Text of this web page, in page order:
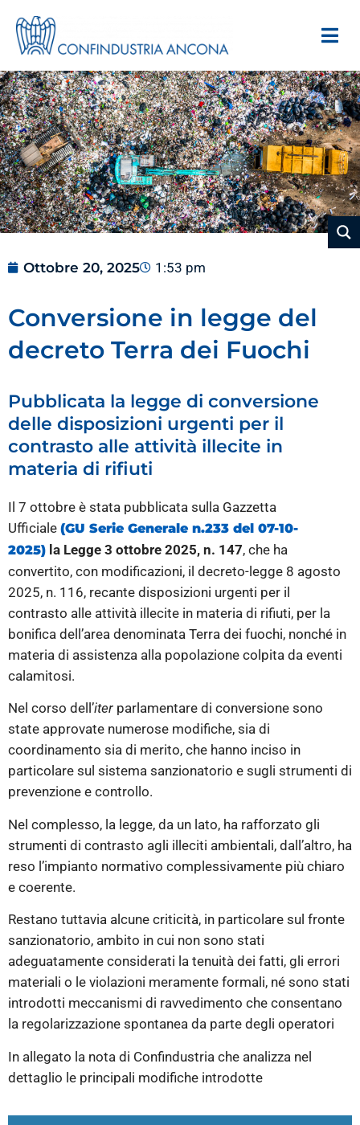
Ottobre 20, 2025 1:53 pm
Conversione in legge del
decreto Terra dei Fuochi
Pubblicata la legge di conversione
delle disposizioni urgenti per il
contrasto alle attività illecite in
materia di rifiuti
Il 7 ottobre è stata pubblicata sulla Gazzetta
Ufficiale (GU Serie Generale n.233 del 07-10-
2025) la Legge 3 ottobre 2025, n. 147, che ha
convertito, con modificazioni, il decreto-legge 8 agosto
2025, n. 116, recante disposizioni urgenti per il
contrasto alle attività illecite in materia di rifiuti, per la
bonifica dell’area denominata Terra dei fuochi, nonché in
materia di assistenza alla popolazione colpita da eventi
calamitosi.
Nel corso dell’iter parlamentare di conversione sono
state approvate numerose modifiche, sia di
coordinamento sia di merito, che hanno inciso in
particolare sul sistema sanzionatorio e sugli strumenti di
prevenzione e controllo.
Nel complesso, la legge, da un lato, ha rafforzato gli
strumenti di contrasto agli illeciti ambientali, dall’altro, ha
reso l’impianto normativo complessivamente più chiaro
e coerente.
Restano tuttavia alcune criticità, in particolare sul fronte
sanzionatorio, ambito in cui non sono stati
adeguatamente considerati la tenuità dei fatti, gli errori
materiali o le violazioni meramente formali, né sono stati
introdotti meccanismi di ravvedimento che consentano
la regolarizzazione spontanea da parte degli operatori
In allegato la nota di Confindustria che analizza nel
dettaglio le principali modifiche introdotte